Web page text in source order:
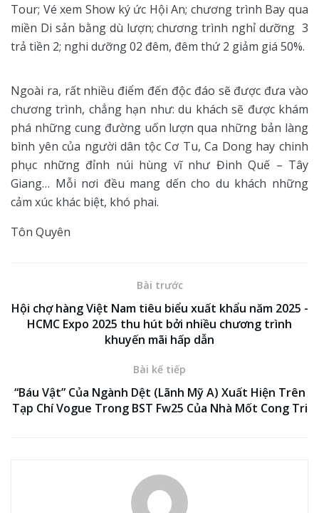
Tour; Vé xem Show ký ức Hội An; chương trình Bay qua
miền Di sản bằng dù lượn; chương trình nghỉ dưỡng 3
trả tiền 2; nghi dưỡng 02 đêm, đêm thứ 2 giảm giá 50%.
Ngoài ra, rất nhiều điểm đến độc đáo sẽ được đưa vào
chương trình, chẳng hạn như: du khách sẽ được khám
phá những cung đường uốn lượn qua những bản làng
bình yên của người dân tộc Cơ Tu, Ca Dong hay chinh
phục những đỉnh núi hùng vĩ như Đinh Quế – Tây
Giang… Mỗi nơi đều mang dến cho du khách những
cảm xúc khác biệt, khó phai.
Tôn Quyên
Bài trước
Hội chợ hàng Việt Nam tiêu biểu xuất khẩu năm 2025 -
HCMC Expo 2025 thu hút bởi nhiều chương trình
khuyến mãi hấp dẫn
Bài kế tiếp
“Báu Vật” Của Ngành Dệt (Lãnh Mỹ A) Xuất Hiện Trên
Tạp Chí Vogue Trong BST Fw25 Của Nhà Mốt Cong Tri